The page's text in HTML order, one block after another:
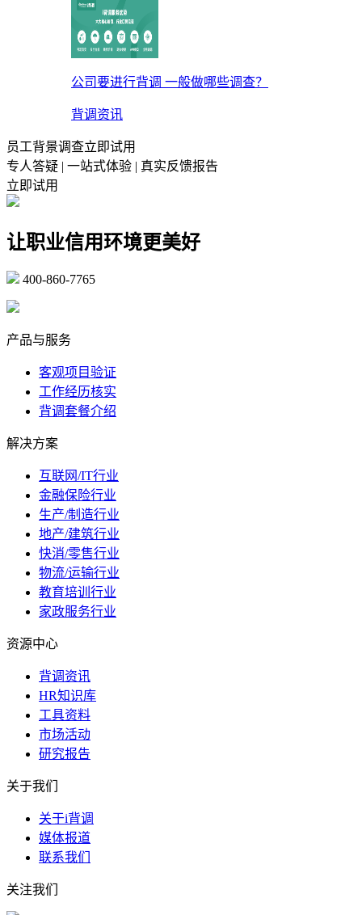
公司要进行背调 一般做哪些调查？
背调资讯
员工背景调查立即试用
专人答疑 | 一站式体验 | 真实反馈报告
立即试用
让职业信用环境更美好
400-860-7765
产品与服务
客观项目验证
工作经历核实
背调套餐介绍
解决方案
互联网/IT行业
金融保险行业
生产/制造行业
地产/建筑行业
快消/零售行业
物流/运输行业
教育培训行业
家政服务行业
资源中心
背调资讯
HR知识库
工具资料
市场活动
研究报告
关于我们
关于i背调
媒体报道
联系我们
关注我们